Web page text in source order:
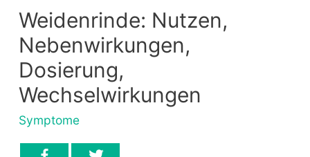
Weidenrinde: Nutzen,
Nebenwirkungen,
Dosierung,
Wechselwirkungen
Symptome